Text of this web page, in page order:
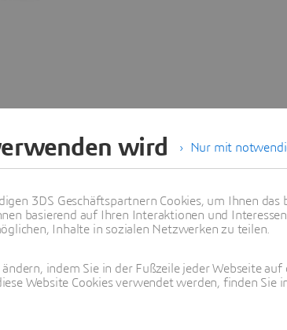
Nur mit
wird
3DS Geschäftspartnern Cookies, um Ihnen das
basierend auf Ihren Interaktionen und
Inhalte in sozialen Netzwerken zu teilen.
indem Sie in der Fußzeile jeder Webseite auf
Website Cookies verwendet werden, finden Sie